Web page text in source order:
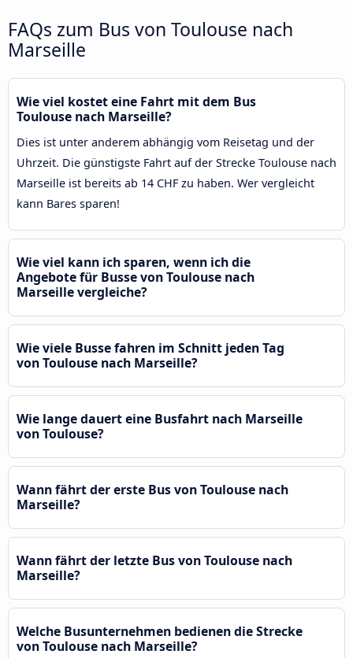
FAQs zum Bus von Toulouse nach
Marseille
Wie viel kostet eine Fahrt mit dem Bus
Toulouse nach Marseille?
Dies ist unter anderem abhängig vom Reisetag und der
Uhrzeit. Die günstigste Fahrt auf der Strecke Toulouse nach
Marseille ist bereits ab 14 CHF zu haben. Wer vergleicht
kann Bares sparen!
Wie viel kann ich sparen, wenn ich die
Angebote für Busse von Toulouse nach
Marseille vergleiche?
Wie viele Busse fahren im Schnitt jeden Tag
von Toulouse nach Marseille?
Wie lange dauert eine Busfahrt nach Marseille
von Toulouse?
Wann fährt der erste Bus von Toulouse nach
Marseille?
Wann fährt der letzte Bus von Toulouse nach
Marseille?
Welche Busunternehmen bedienen die Strecke
von Toulouse nach Marseille?